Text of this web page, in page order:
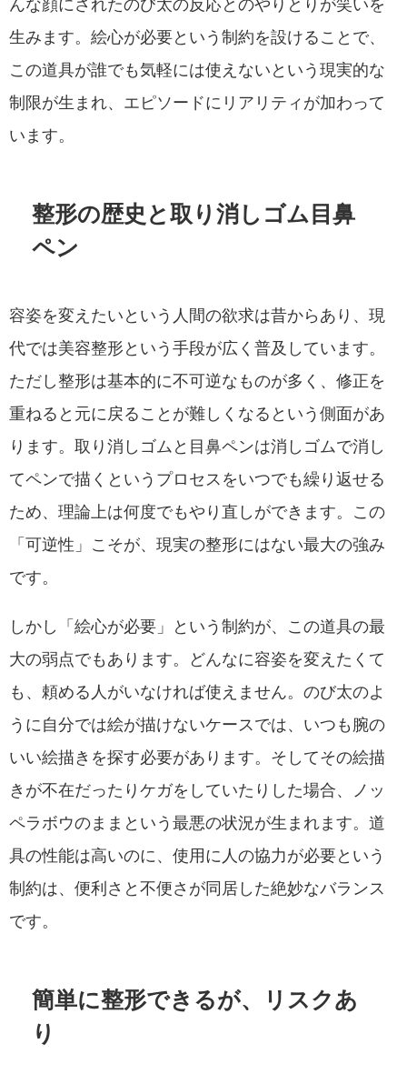
んな顔にされたのび太の反応とのやりとりが笑いを
生みます。絵心が必要という制約を設けることで、
この道具が誰でも気軽には使えないという現実的な
制限が生まれ、エピソードにリアリティが加わって
います。
整形の歴史と取り消しゴム目鼻
ペン
容姿を変えたいという人間の欲求は昔からあり、現
代では美容整形という手段が広く普及しています。
ただし整形は基本的に不可逆なものが多く、修正を
重ねると元に戻ることが難しくなるという側面があ
ります。取り消しゴムと目鼻ペンは消しゴムで消し
てペンで描くというプロセスをいつでも繰り返せる
ため、理論上は何度でもやり直しができます。この
「可逆性」こそが、現実の整形にはない最大の強み
です。
しかし「絵心が必要」という制約が、この道具の最
大の弱点でもあります。どんなに容姿を変えたくて
も、頼める人がいなければ使えません。のび太のよ
うに自分では絵が描けないケースでは、いつも腕の
いい絵描きを探す必要があります。そしてその絵描
きが不在だったりケガをしていたりした場合、ノッ
ペラボウのままという最悪の状況が生まれます。道
具の性能は高いのに、使用に人の協力が必要という
制約は、便利さと不便さが同居した絶妙なバランス
です。
簡単に整形できるが、リスクあ
り